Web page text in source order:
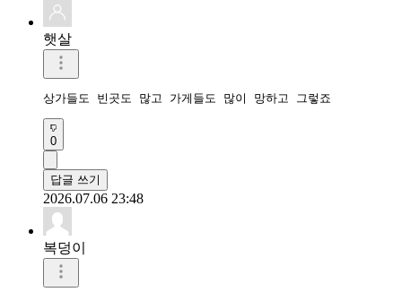
햇살
상가들도 빈곳도 많고 가게들도 많이 망하고 그렇죠
0
답글 쓰기
2026.07.06 23:48
복덩이